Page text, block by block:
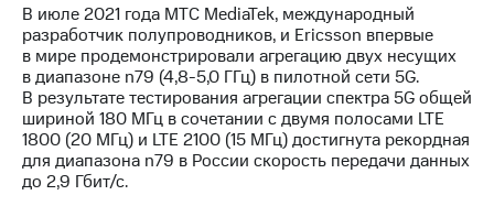
В июле 2021 года МТС MediaTek, международный
разработчик полупроводников, и Ericsson впервые
в мире продемонстрировали агрегацию двух несущих
в диапазоне n79 (4,8-5,0 ГГц) в пилотной сети 5G.
В результате тестирования агрегации спектра 5G общей
шириной 180 МГц в сочетании с двумя полосами LTE
1800 (20 МГц) и LTE 2100 (15 МГц) достигнута рекордная
для диапазона n79 в России скорость передачи данных
до 2,9 Гбит/с.